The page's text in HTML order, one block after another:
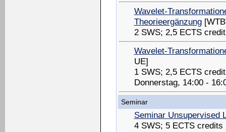
Wavelet-
Theorieergänzung
2 SWS; 2,5 ECTS
Wavelet-
UE]
1 SWS; 2,5 ECTS
Donnerstag, 14:00 -
Seminar
Seminar Unsupervised
4 SWS; 5 ECTS credits